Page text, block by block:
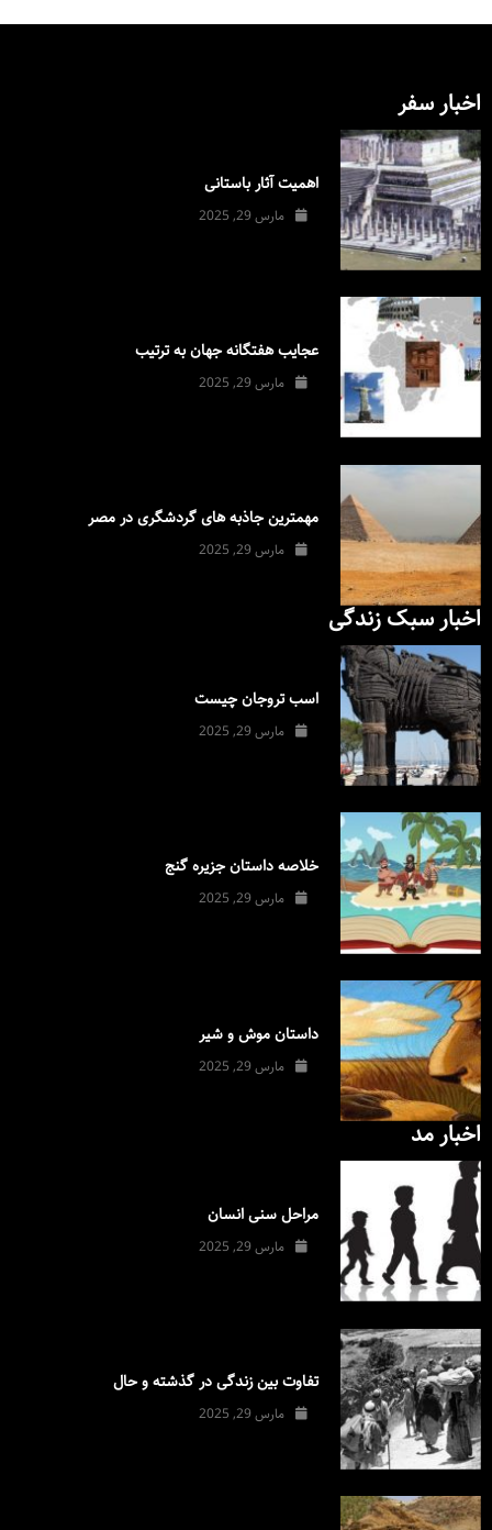
اخبار سفر
اهمیت آثار باستانی
مارس 29, 2025
عجایب هفتگانه جهان به ترتیب
مارس 29, 2025
مهمترین جاذبه های گردشگری در مصر
مارس 29, 2025
اخبار سبک زندگی
اسب تروجان چیست
مارس 29, 2025
خلاصه داستان جزیره گنج
مارس 29, 2025
داستان موش و شیر
مارس 29, 2025
اخبار مد
مراحل سنی انسان
مارس 29, 2025
تفاوت بین زندگی در گذشته و حال
مارس 29, 2025